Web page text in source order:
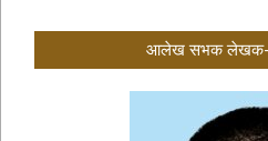
आलेख सभक लेखक-